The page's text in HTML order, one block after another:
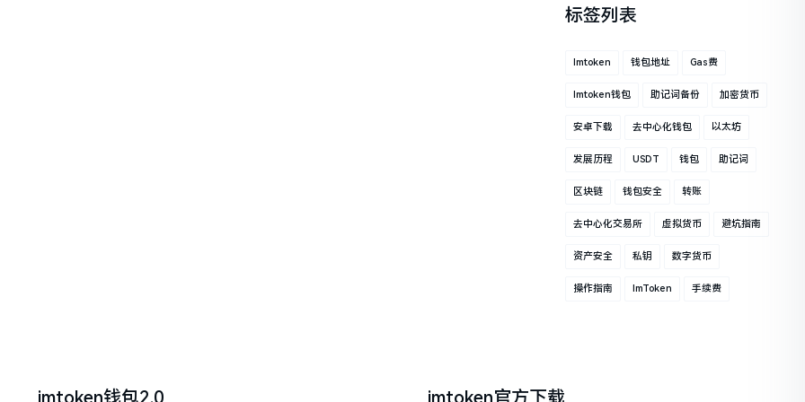
标签列表
Imtoken 钱包地址 Gas费
Imtoken钱包 助记词备份 加密货币
安卓下载 去中心化钱包 以太坊
发展历程 USDT 钱包 助记词
区块链 钱包安全 转账
去中心化交易所 虚拟货币 避坑指南
资产安全 私钥 数字货币
操作指南 ImToken 手续费